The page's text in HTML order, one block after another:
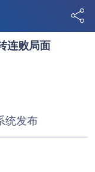
连败局面
统发布